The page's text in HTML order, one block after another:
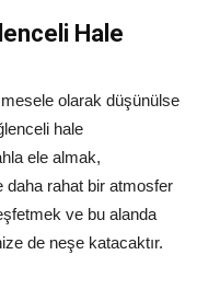
Hale
olarak düşünülse
hale
ele almak,
daha rahat bir atmosfer
ve bu alanda
de neşe katacaktır.